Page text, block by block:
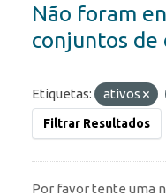
Não foram
conjuntos de
Etiquetas: ativos
Filtrar Resultados
Por favor tente uma